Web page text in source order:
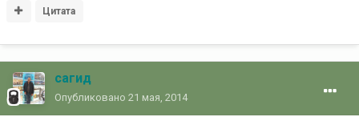
Цитата
сагид
Опубликовано 21 мая, 2014